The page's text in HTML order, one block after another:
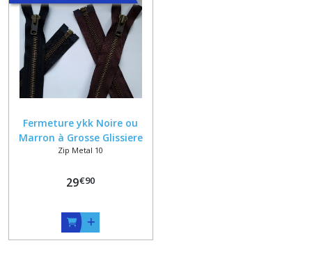
Fermeture ykk Noire ou
Marron à Grosse Glissiere
Métal Bronze Numero 10
Zip Metal 10
29€90